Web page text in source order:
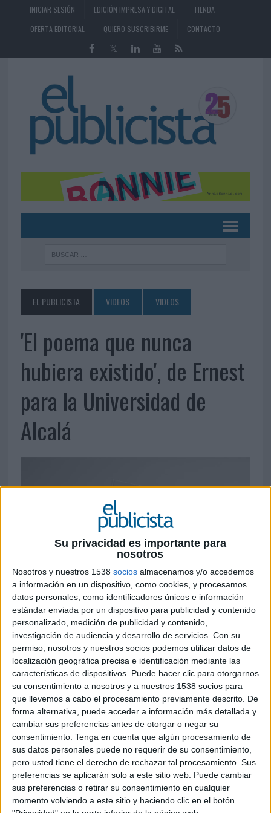
Su privacidad es importante para
nosotros
Nosotros y nuestros 1538 socios almacenamos y/o accedemos
a información en un dispositivo, como cookies, y procesamos
datos personales, como identificadores únicos e información
estándar enviada por un dispositivo para publicidad y contenido
personalizado, medición de publicidad y contenido,
investigación de audiencia y desarrollo de servicios. Con su
permiso, nosotros y nuestros socios podemos utilizar datos de
localización geográfica precisa e identificación mediante las
características de dispositivos. Puede hacer clic para otorgarnos
su consentimiento a nosotros y a nuestros 1538 socios para
que llevemos a cabo el procesamiento previamente descrito. De
forma alternativa, puede acceder a información más detallada y
cambiar sus preferencias antes de otorgar o negar su
consentimiento. Tenga en cuenta que algún procesamiento de
sus datos personales puede no requerir de su consentimiento,
pero usted tiene el derecho de rechazar tal procesamiento. Sus
preferencias se aplicarán solo a este sitio web. Puede cambiar
sus preferencias o retirar su consentimiento en cualquier
momento volviendo a este sitio y haciendo clic en el botón
INICIAR SESIÓN EDICIÓN IMPRESA Y DIGITAL
TIENDA
OFERTA EDITORIAL
QUIERO SUSCRIBIRME CONTACTO
EL PUBLICISTA VIDEOS VIDEOS
'El poema que nunca
hubiera existido', de Ernest
para la Universidad de
Alcalá
24 DE ENERO DE 2024
Ficha técnica
Anunciante: Universidad de Alcalá
Sector: Educación
Agencia: Ernest
Director general: Abelardo Bethencourt
Director creativo general: Nacho Guilló
Directora creativa ejecutiva: Tania Riera
Head of Live Experiences: Marta García Viudes
Supervisora de marca: Noelia Dapena
Redactor: Xabier González
Directora de arte: Elena Amaro
Producer: Israel Medrano